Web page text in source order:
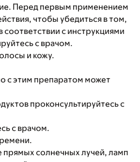
Перед первым применением
чтобы убедиться в том,
с инструкциями
с врачом.
и кожу.
с этим препаратом может
проконсультируйтесь с
с врачом.
прямых солнечных лучей, ламп